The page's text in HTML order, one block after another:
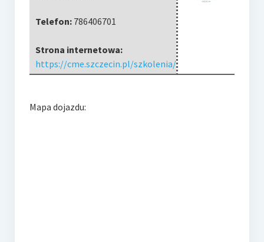
Telefon: 786406701
Strona internetowa:
https://cme.szczecin.pl/szkolenia/
Mapa dojazdu: